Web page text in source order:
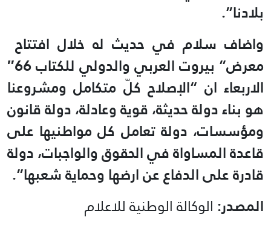
بلادنا”.
واضاف سلام في حديث له خلال افتتاح
معرض” بيروت العربي والدولي للكتاب 66″
الاربعاء ان “الإصلاح كلّ متكامل ومشروعنا
هو بناء دولة حديثة، قوية وعادلة، دولة قانون
ومؤسسات، دولة تعامل كل مواطنيها على
قاعدة المساواة في الحقوق والواجبات، دولة
قادرة على الدفاع عن ارضها وحماية شعبها”.
المصدر: الوكالة الوطنية للاعلام